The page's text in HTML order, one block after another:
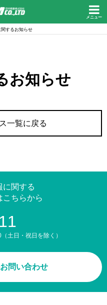
メニュー
関するお知らせ
お知らせ
一覧に戻る
に関する
こちらから
土日・祝日を除く）
問い合わせ